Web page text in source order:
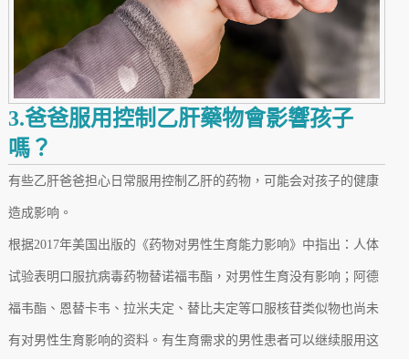
3.爸爸服用控制乙肝藥物會影響孩子
嗎？
有些乙肝爸爸担心日常服用控制乙肝的药物，可能会对孩子的健康
造成影响。
根据2017年美国出版的《药物对男性生育能力影响》中指出：人体
试验表明口服抗病毒药物替诺福韦酯，对男性生育没有影响；阿德
福韦酯、恩替卡韦、拉米夫定、替比夫定等口服核苷类似物也尚未
有对男性生育影响的资料。有生育需求的男性患者可以继续服用这